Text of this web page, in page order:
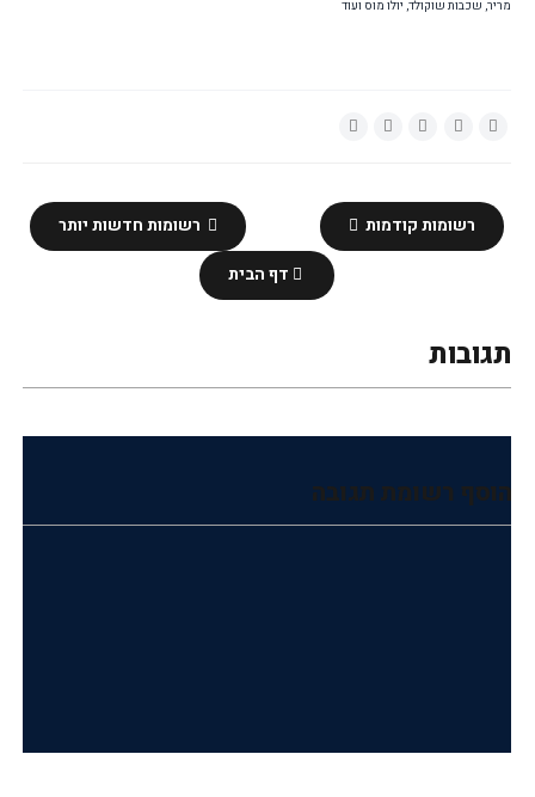
מריר, שכבות שוקולד, יולו מוס ועוד
רשומות חדשות יותר רשומות קודמות
דף הבית
תגובות
הוסף רשומת תגובה